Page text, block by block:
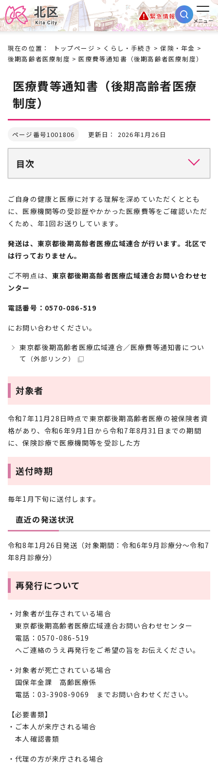
緊急情報
メニュー
現在の位置： トップページ > くらし・手続き >保険・年金 >
後期高齢者医療制度 > 医療費等通知書（後期高齢者医療制度）
医療費等通知書（後期高齢者医療
制度）
ページ番号1001806 更新日： 2026年1月26日
目次
ご自身の健康と医療に対する理解を深めていただくととも
に、医療機関等の受診歴やかかった医療費等をご確認いただ
くため、年1回お送りしています。
発送は、東京都後期高齢者医療広域連合が行います。北区で
は行っておりません。
ご不明点は、東京都後期高齢者医療広域連合お問い合わせセ
ンター
電話番号：0570-086-519
にお問い合わせください。
東京都後期高齢者医療広域連合／医療費等通知書につい
て
（外部リンク）
対象者
令和7年11月28日時点で東京都後期高齢者医療の被保険者資
格があり、令和6年9月1日から令和7年8月31日までの期間
に、保険診療で医療機関等を受診した方
送付時期
毎年1月下旬に送付します。
直近の発送状況
令和8年1月26日発送（対象期間：令和6年9月診療分～令和7
年8月診療分）
再発行について
・対象者が生存されている場合
東京都後期高齢者医療広域連合お問い合わせセンター
電話：0570-086-519
へご連絡のうえ再発行をご希望の旨をお伝えください。
・対象者が死亡されている場合
国保年金課 高齢医療係
電話：03-3908-9069 までお問い合わせください。
【必要書類】
・ご本人が来庁される場合
本人確認書類
・代理の方が来庁される場合